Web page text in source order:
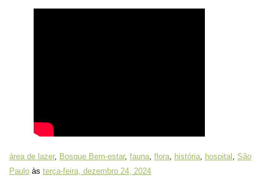
área de lazer, Bosque Bem-estar, fauna, flora, história, hospital , São
Paulo às terça-feira, dezembro 24, 2024